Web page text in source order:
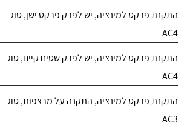
התקנת פרקט למינציה, יש לפרק פרקט ישן, סוג
AC4
התקנת פרקט למינציה, יש לפרק שטיח קיים, סוג
AC4
התקנת פרקט למינציה, התקנה על מרצפות, סוג
AC3